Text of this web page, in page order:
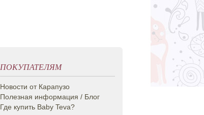
ПОКУПАТЕЛЯМ
Новости от Карапузо
Полезная информация / Блог
Где купить Baby Teva?